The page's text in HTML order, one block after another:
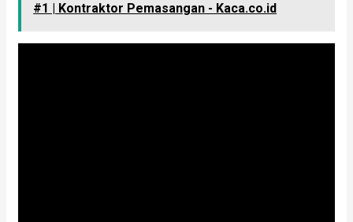
#1 | Kontraktor Pemasangan - Kaca.co.id